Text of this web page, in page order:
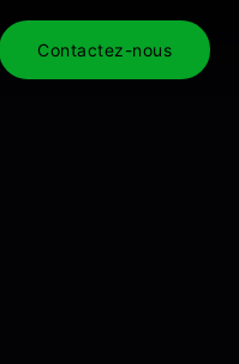
Contactez-nous